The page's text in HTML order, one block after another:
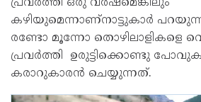
പ്രവര്‍ത്തി ഒരു വര്‍ഷമെങ്കിലും
കഴിയുമെന്നാണ്നാട്ടുകാര്‍
രണ്ടോ മൂന്നോ തൊഴിലാളികളെ
പ്രവര്‍ത്തി ഉരുട്ടിക്കൊണ്ടു
കരാറുകാരന്‍ ചെയ്യുന്നത്.